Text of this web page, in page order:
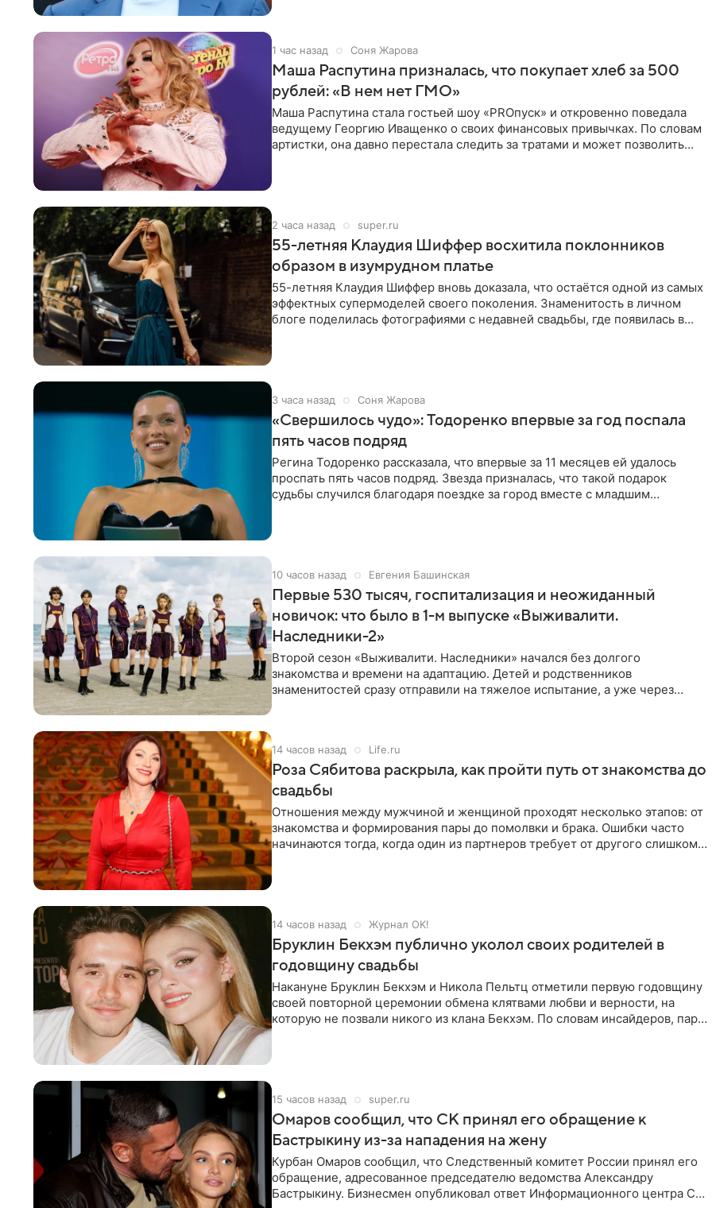
1 час назад Соня Жарова
Маша Распутина призналась, что покупает хлеб за 500
рублей: «В нем нет ГМО»
Маша Распутина стала гостьей шоу «PROпуск» и откровенно поведала
ведущему Георгию Иващенко о своих финансовых привычках. По словам
артистки, она давно перестала следить за тратами и может позволить
2 часа назад super.ru
55-летняя Клаудия Шиффер восхитила поклонников
образом в изумрудном платье
55-летняя Клаудия Шиффер вновь доказала, что остаётся одной из самых
эффектных супермоделей своего поколения. Знаменитость в личном
блоге поделилась фотографиями с недавней свадьбы, где появилась в
3 часа назад Соня Жарова
«Свершилось чудо»: Тодоренко впервые за год поспала
пять часов подряд
Регина Тодоренко рассказала, что впервые за 11 месяцев ей удалось
проспать пять часов подряд. Звезда призналась, что такой подарок
судьбы случился благодаря поездке за город вместе с младшим
10 часов назад Евгения Башинская
Первые 530 тысяч, госпитализация и неожиданный
новичок: что было в 1-м выпуске «Выживалити.
Наследники-2»
Второй сезон «Выживалити. Наследники» начался без долгого
знакомства и времени на адаптацию. Детей и родственников
знаменитостей сразу отправили на тяжелое испытание, а уже через
14 часов назад Life.ru
Роза Сябитова раскрыла, как пройти путь от знакомства до
свадьбы
Отношения между мужчиной и женщиной проходят несколько этапов: от
знакомства и формирования пары до помолвки и брака. Ошибки часто
начинаются тогда, когда один из партнеров требует от другого слишком
14 часов назад Журнал OK!
Бруклин Бекхэм публично уколол своих родителей в
годовщину свадьбы
Накануне Бруклин Бекхэм и Никола Пельтц отметили первую годовщину
своей повторной церемонии обмена клятвами любви и верности, на
которую не позвали никого из клана Бекхэм. По словам инсайдеров, пара
15 часов назад super.ru
Омаров сообщил, что СК принял его обращение к
Бастрыкину из-за нападения на жену
Курбан Омаров сообщил, что Следственный комитет России принял его
обращение, адресованное председателю ведомства Александру
Бастрыкину. Бизнесмен опубликовал ответ Информационного центра СК